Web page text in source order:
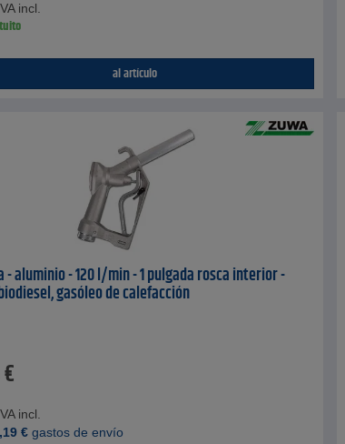
incl.
al artículo
- aluminio - 120 l/min - 1 pulgada rosca interior -
gasóleo de calefacción
€
incl.
€ gastos de envío